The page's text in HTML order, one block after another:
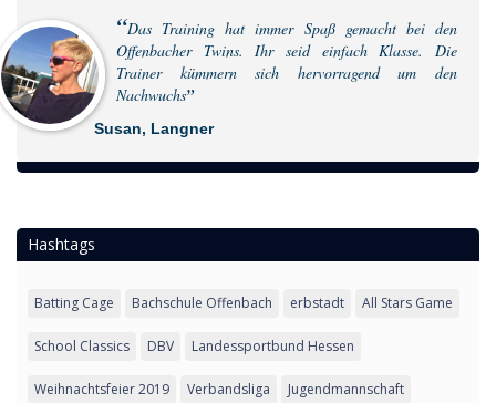
Das Training hat immer Spaß gemacht bei den
Offenbacher Twins. Ihr seid einfach Klasse. Die
Trainer kümmern sich hervorragend um den
Nachwuchs
Susan, Langner
Hashtags
Batting Cage Bachschule Offenbach erbstadt All Stars Game
School Classics DBV Landessportbund Hessen
Weihnachtsfeier 2019 Verbandsliga Jugendmannschaft